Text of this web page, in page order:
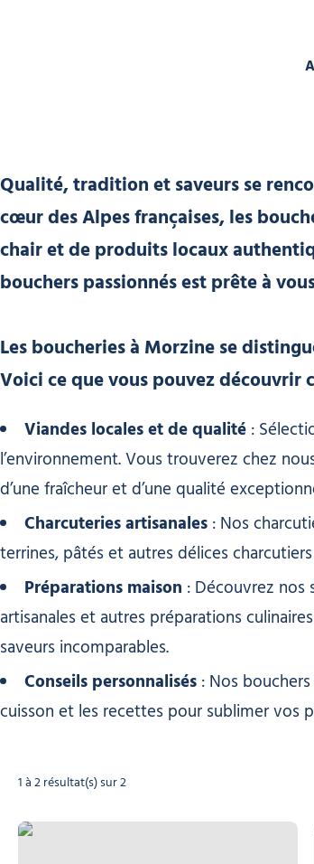
Qualité, tradition et saveurs se
cœur des Alpes françaises, les
chair et de produits locaux
bouchers passionnés est prête à
Les boucheries à Morzine se
Voici ce que vous pouvez découvrir
Viandes locales et de qualité :
l’environnement. Vous trouverez chez
d’une fraîcheur et d’une qualité
Charcuteries artisanales : Nos
terrines, pâtés et autres délices
Préparations maison : Découvrez nos
artisanales et autres préparations
saveurs incomparables.
Conseils personnalisés : Nos
cuisson et les recettes pour sublimer vos
1 à 2 résultat(s) sur 2
AltiViande, © Altiviande